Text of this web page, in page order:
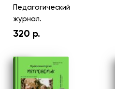
Педагогический
журнал.
320 р.